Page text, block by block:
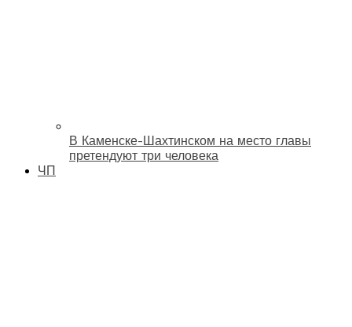
В Каменске-Шахтинском на место главы
претендуют три человека
ЧП